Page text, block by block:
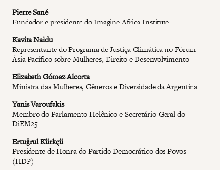
Pierre Sané
Fundador e presidente do Imagine Africa Institute
Kavita Naidu
Representante do Programa de Justiça Climática no Fórum
Ásia Pacífico sobre Mulheres, Direito e Desenvolvimento
Elizabeth Gómez Alcorta
Ministra das Mulheres, Gêneros e Diversidade da Argentina
Yanis Varoufakis
Membro do Parlamento Helênico e Secretário-Geral do
DiEM25
Ertuğrul Kürkçü
Presidente de Honra do Partido Democrático dos Povos
(HDP)